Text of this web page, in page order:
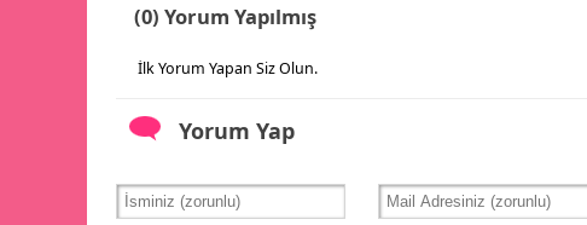
(0) Yorum Yapılmış
İlk Yorum Yapan Siz Olun.
Yorum Yap